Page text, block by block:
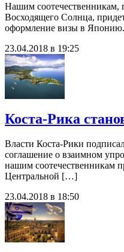
Нашим
Восходящего Солнца,
оформление визы в
23.04.2018 в 19:25
Коста-Рика
Власти Коста-Рики
соглашение о взаимном
нашим соотечественникам
Центральной […]
23.04.2018 в 18:50